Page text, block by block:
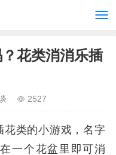
花类消消乐插
2527
花类的小游戏，名字
一个花盆里即可消